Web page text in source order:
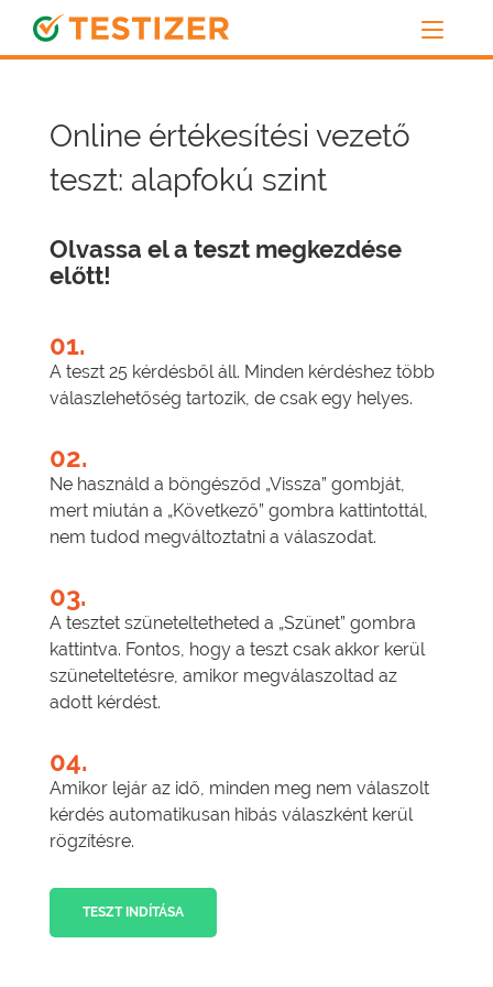
Online értékesítési vezető
teszt: alapfokú szint
Olvassa el a teszt megkezdése
előtt!
01.
A teszt 25 kérdésből áll. Minden kérdéshez több
válaszlehetőség tartozik, de csak egy helyes.
02.
Ne használd a böngésződ „Vissza” gombját,
mert miután a „Következő” gombra kattintottál,
nem tudod megváltoztatni a válaszodat.
03.
A tesztet szüneteltetheted a „Szünet” gombra
kattintva. Fontos, hogy a teszt csak akkor kerül
szüneteltetésre, amikor megválaszoltad az
adott kérdést.
04.
Amikor lejár az idő, minden meg nem válaszolt
kérdés automatikusan hibás válaszként kerül
rögzítésre.
TESZT INDÍTÁSA